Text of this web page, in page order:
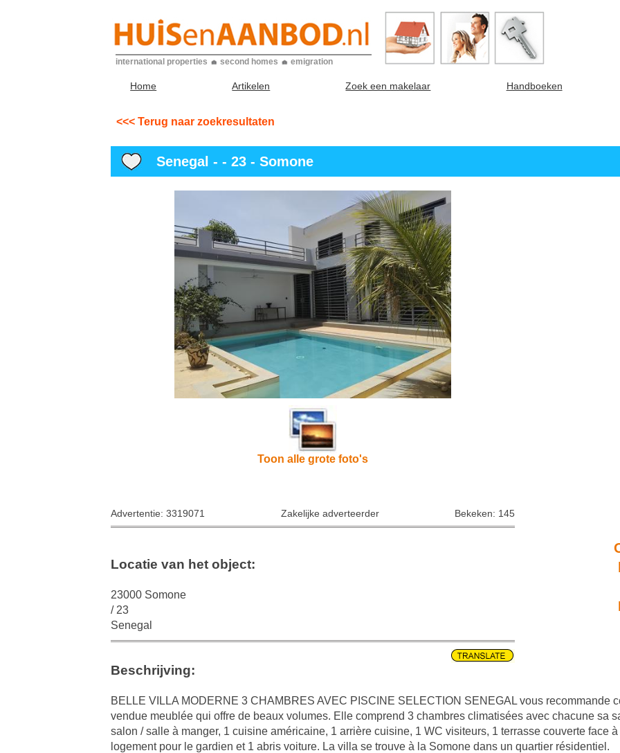
international properties second homes emigration
Home Artikelen Zoek een makelaar Handboeken
<<< Terug naar zoekresultaten
Senegal - - 23 - Somone
Toon alle grote foto's
Advertentie: 3319071 Zakelijke adverteerder Bekeken: 145
Locatie van het object:
23000 Somone
/ 23
Senegal
Beschrijving:
BELLE VILLA MODERNE 3 CHAMBRES AVEC PISCINE SELECTION SENEGAL vous recommande
vendue meublée qui offre de beaux volumes. Elle comprend 3 chambres climatisées avec chacune sa
salon / salle à manger, 1 cuisine américaine, 1 arrière cuisine, 1 WC visiteurs, 1 terrasse couverte face
logement pour le gardien et 1 abris voiture. La villa se trouve à la Somone dans un quartier résidentiel.